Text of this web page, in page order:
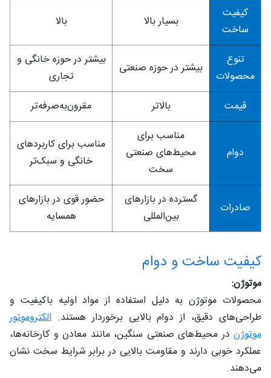
کیفیت
ساخت
بسیار بالا بالا
تنوع
محصولات
بیشتر در حوزه صنعتی
بیشتر در حوزه خانگی و
تجاری
قیمت
بالاتر مقرون‌به‌صرفه‌تر
دوام
مناسب برای
محیط‌های صنعتی
سخت
مناسب برای کاربردهای
خانگی و سبک‌تر
صادرات
گسترده در بازارهای
بین‌المللی
حضور قوی در بازارهای
همسایه
کیفیت ساخت و دوام
موتوژن:
محصولات موتوژن به دلیل استفاده از مواد اولیه باکیفیت و
طراحی‌های دقیق، از دوام بالایی برخوردار هستند. الکتروموتور
موتوژن در محیط‌های صنعتی سنگین، مانند معادن و کارخانه‌ها،
عملکرد خوبی دارند و مقاومت بالایی در برابر شرایط سخت نشان
می‌دهند.